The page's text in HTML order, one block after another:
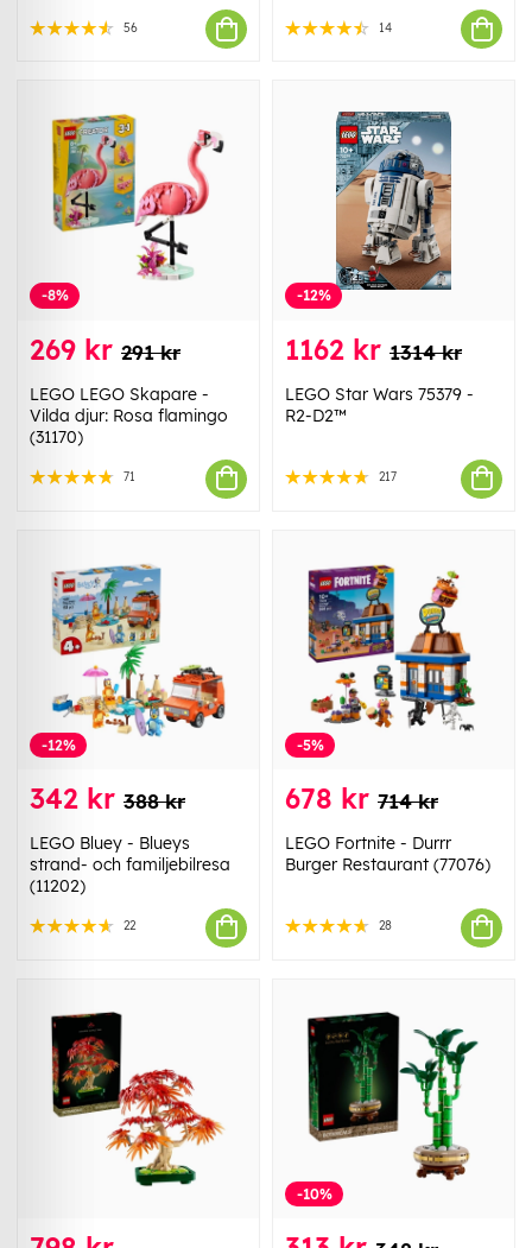
56 14
-8%
269 kr 291 kr
LEGO LEGO Skapare -
Vilda djur: Rosa flamingo
(31170)
71
-12%
1162 kr 1314 kr
LEGO Star Wars 75379 -
R2-D2™
217
-12%
342 kr 388 kr
LEGO Bluey - Blueys
strand- och familjebilresa
(11202)
22
-5%
678 kr 714 kr
LEGO Fortnite - Durrr
Burger Restaurant (77076)
28
-10%